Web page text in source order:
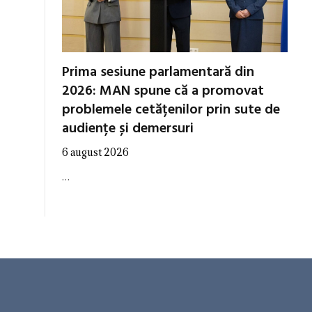
Prima sesiune parlamentară din
2026: MAN spune că a promovat
problemele cetățenilor prin sute de
audiențe și demersuri
6 august 2026
…